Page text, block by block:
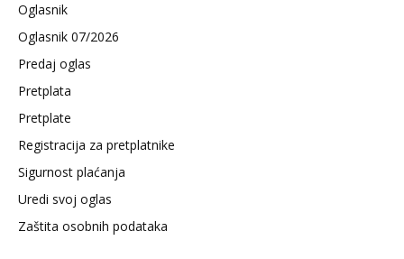
Oglasnik
Oglasnik 07/2026
Predaj oglas
Pretplata
Pretplate
Registracija za pretplatnike
Sigurnost plaćanja
Uredi svoj oglas
Zaštita osobnih podataka